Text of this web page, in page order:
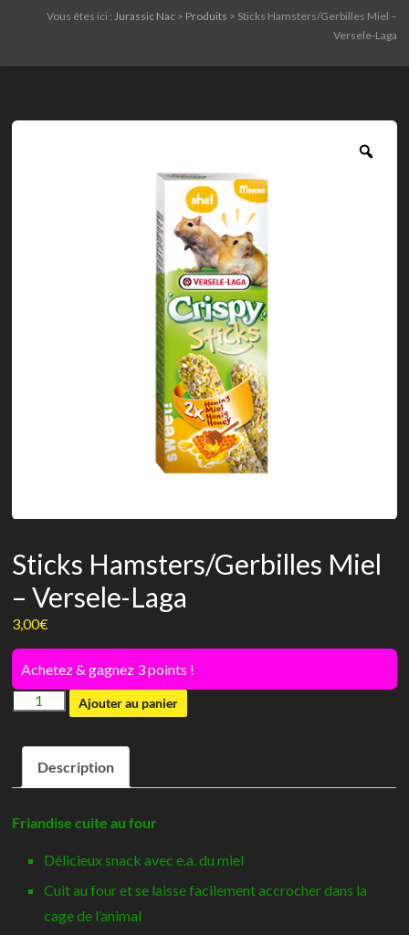
Vous êtes ici : Jurassic Nac> Produits > Sticks Hamsters/Gerbilles Miel –
Versele-Laga
Sticks Hamsters/Gerbilles Miel
– Versele-Laga
3,00€
Achetez & gagnez 3 points !
quantité
Sticks
Hamsters/Gerbilles
Miel
Laga
Ajouter au panier
Description
Friandise cuite au four
Délicieux snack avec e.a. du miel
Cuit au four et se laisse facilement accrocher dans la
cage de l’animal